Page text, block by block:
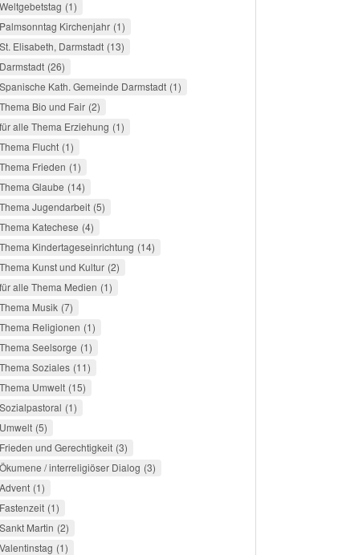
Weltgebetstag 1
Palmsonntag Kirchenjahr 1
St. Elisabeth, Darmstadt 13
Darmstadt 26
Spanische Kath. Gemeinde Darmstadt 1
Thema Bio und Fair 2
für alle Thema Erziehung 1
Thema Flucht 1
Thema Frieden 1
Thema Glaube 14
Thema Jugendarbeit 5
Thema Katechese 4
Thema Kindertageseinrichtung 14
Thema Kunst und Kultur 2
für alle Thema Medien 1
Thema Musik 7
Thema Religionen 1
Thema Seelsorge 1
Thema Soziales 11
Thema Umwelt 15
Sozialpastoral 1
Umwelt 5
Frieden und Gerechtigkeit 3
Ökumene / interreligiöser Dialog 3
Advent 1
Fastenzeit 1
Sankt Martin 2
Valentinstag 1